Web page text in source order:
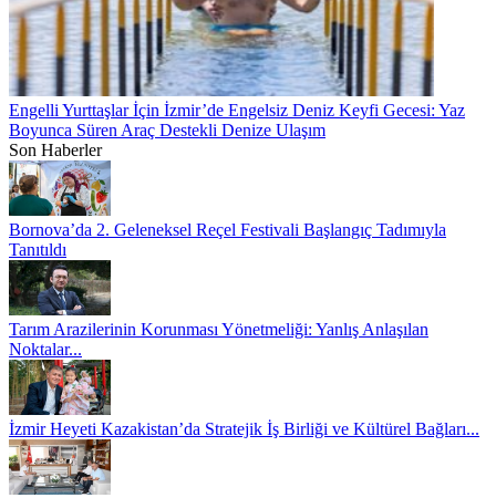
Engelli Yurttaşlar İçin İzmir’de Engelsiz Deniz Keyfi Gecesi: Yaz
Boyunca Süren Araç Destekli Denize Ulaşım
Son Haberler
Bornova’da 2. Geleneksel Reçel Festivali Başlangıç Tadımıyla
Tanıtıldı
Tarım Arazilerinin Korunması Yönetmeliği: Yanlış Anlaşılan
Noktalar...
İzmir Heyeti Kazakistan’da Stratejik İş Birliği ve Kültürel Bağları...